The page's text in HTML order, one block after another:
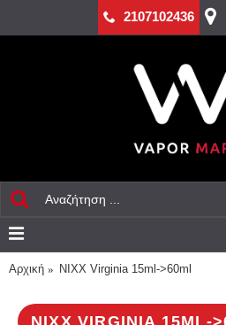
2107102436
Αρχική NIXX Virginia 15ml->60ml
NIXX VIRGINIA 15ML-